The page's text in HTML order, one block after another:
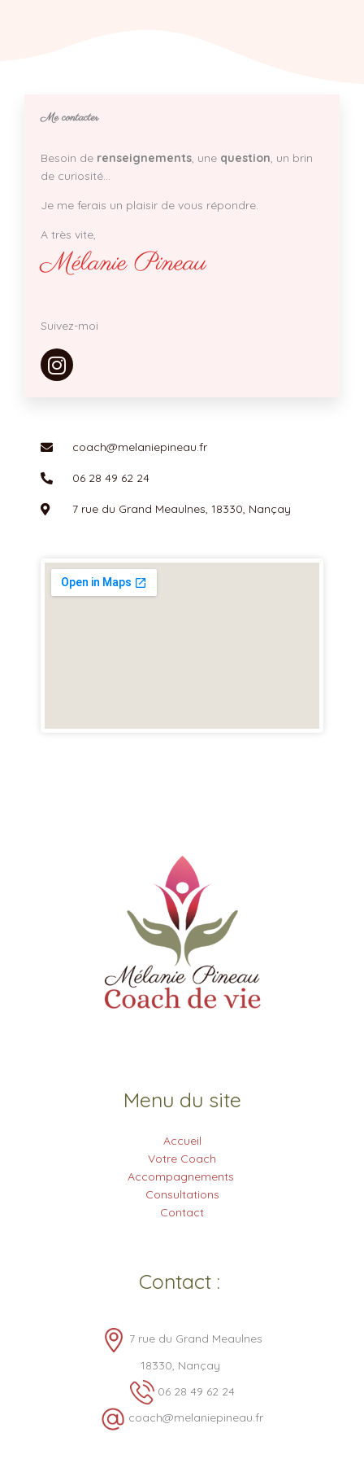
Me contacter
Besoin de renseignements, une question, un brin
de curiosité…
Je me ferais un plaisir de vous répondre.
A très vite,
Mélanie Pineau
Suivez-moi
n
s
m
coach@melaniepineau.fr
06 28 49 62 24
7 rue du Grand Meaulnes, 18330, Nançay
Menu du site
Accueil
Votre Coach
Accompagnements
Consultations
Contact
Contact :
7 rue du Grand Meaulnes
18330, Nançay
06 28 49 62 24
coach@melaniepineau.fr